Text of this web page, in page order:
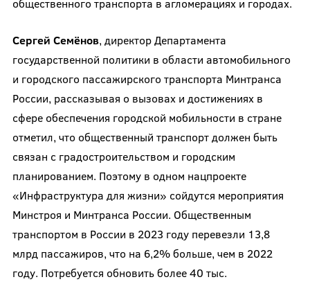
общественного транспорта в агломерациях и городах.
Сергей Семёнов, директор Департамента
государственной политики в области автомобильного
и городского пассажирского транспорта Минтранса
России, рассказывая о вызовах и достижениях в
сфере обеспечения городской мобильности в стране
отметил, что общественный транспорт должен быть
связан с градостроительством и городским
планированием. Поэтому в одном нацпроекте
«Инфраструктура для жизни» сойдутся мероприятия
Минстроя и Минтранса России. Общественным
транспортом в России в 2023 году перевезли 13,8
млрд пассажиров, что на 6,2% больше, чем в 2022
году. Потребуется обновить более 40 тыс.